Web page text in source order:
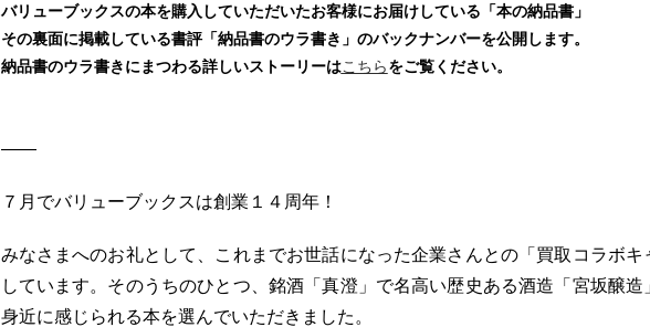
バリューブックスの本を購入していただいたお客様にお届けしている「本の納品書」
その裏面に掲載している書評「納品書のウラ書き」のバックナンバーを公開します。
納品書のウラ書きにまつわる詳しいストーリーはこちらをご覧ください。
——
７月でバリューブックスは創業１４周年！
みなさまへのお礼として、これまでお世話になった企業さんとの「買取コラボ
しています。そのうちのひとつ、銘酒「真澄」で名高い歴史ある酒造「宮坂醸造
身近に感じられる本を選んでいただきました。